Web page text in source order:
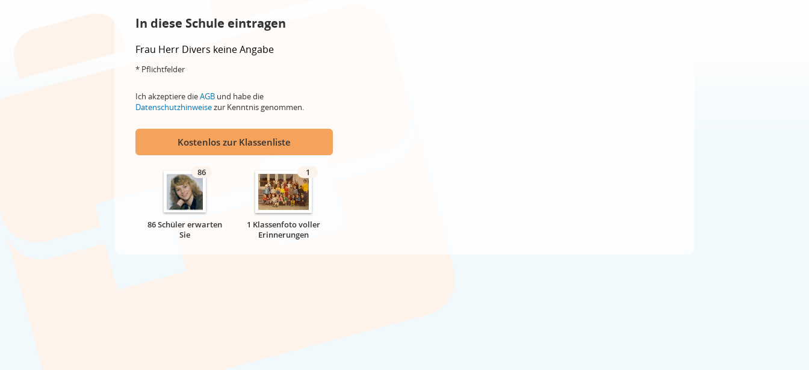
In diese Schule eintragen
Frau Herr Divers keine Angabe
* Pflichtfelder
Ich akzeptiere dieAGB und habe die
Datenschutzhinweisezur Kenntnis genommen.
Kostenlos zur Klassenliste
86
86 Schüler erwarten
Sie
1
1 Klassenfoto voller
Erinnerungen